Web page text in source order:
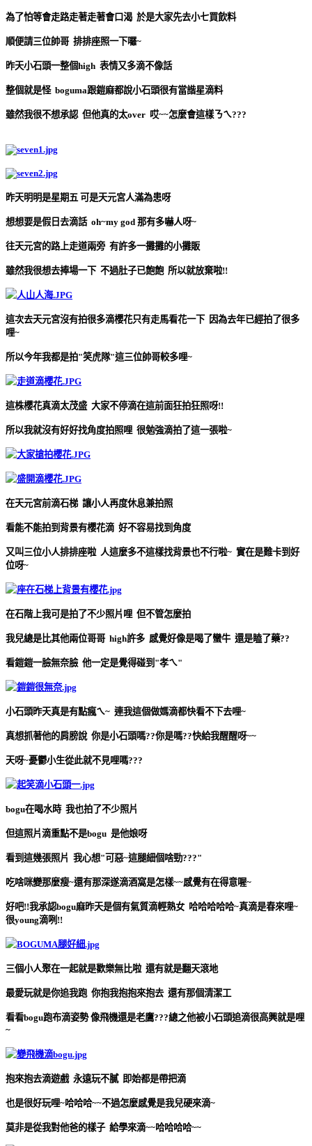
為了怕等會走路走著走著會口渴 於是大家先去小七買飲料
順便請三位帥哥 排排座照一下囉~
昨天小石頭一整個high 表情又多滴不像話
整個就是怪 boguma跟鎧麻都說小石頭很有當諧星滴料
雖然我很不想承認 但他真的太over 哎~~怎麼會這樣ㄋㄟ???
昨天明明是星期五 可是天元宮人滿為患呀
想想要是假日去滴話 oh~my god 那有多嚇人呀~
往天元宮的路上走道兩旁 有許多一攤攤的小攤販
雖然我很想去捧場一下 不過肚子已飽飽 所以就放棄啦!!
這次去天元宮沒有拍很多滴櫻花只有走馬看花一下 因為去年已經拍了很多
哩~
所以今年我都是拍"笑虎隊"這三位帥哥較多哩~
這株櫻花真滴太茂盛 大家不停滴在這前面狂拍狂照呀!!
所以我就沒有好好找角度拍照哩 很勉強滴拍了這一張啦~
在天元宮前滴石梯 讓小人再度休息兼拍照
看能不能拍到背景有櫻花滴 好不容易找到角度
又叫三位小人排排座啦 人這麼多不這樣找背景也不行啦~ 實在是難卡到好
位呀~
在石階上我可是拍了不少照片哩 但不管怎麼拍
我兒總是比其他兩位哥哥 high許多 感覺好像是喝了蠻牛 還是瞌了藥??
看鎧鎧一臉無奈臉 他一定是覺得碰到"孝ㄟ"
小石頭昨天真是有點瘋ㄟ~ 連我這個做媽滴都快看不下去哩~
真想抓著他的肩膀說 你是小石頭嗎??你是嗎??快給我醒醒呀~~
天呀~憂鬱小生從此就不見哩嗎???
bogu在喝水時 我也拍了不少照片
但這照片滴重點不是bogu 是他娘呀
看到這幾張照片 我心想"可惡~這腿細個啥勁???"
吃啥咪變那麼瘦~還有那深遂滴酒窩是怎樣~~感覺有在得意喔~
好吧!!我承認bogu麻昨天是個有氣質滴輕熟女 哈哈哈哈哈~真滴是春來哩~
很young滴咧!!
三個小人聚在一起就是歡樂無比啦 還有就是翻天滾地
最愛玩就是你追我跑 你抱我抱抱來抱去 還有那個清潔工
看看bogu跑布滴姿勢 像飛機還是老鷹???總之他被小石頭追滴很高興就是哩
~
抱來抱去滴遊戲 永遠玩不膩 即始都是帶把滴
也是很好玩哩~哈哈哈~~不過怎麼感覺是我兒硬來滴~
莫非是從我對他爸的樣子 給學來滴~~哈哈哈哈~~